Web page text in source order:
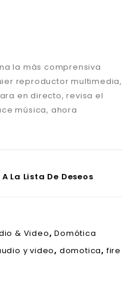
la más comprensiva
reproductor multimedia,
en directo, revisa el
música, ahora
La Lista De Deseos
& Video,Domótica
y video, domotica,fire